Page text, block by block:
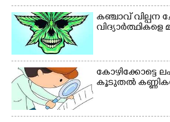
കഞ്ചാവ് വില്പന
വിദ്യാർത്ഥികളെ
കോഴിക്കോട്ടെ
കൂടുതൽ കണ്ണികൾ